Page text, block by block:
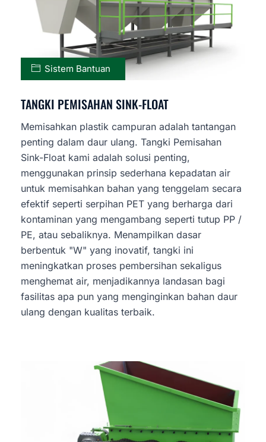
Sistem Bantuan
TANGKI PEMISAHAN SINK-FLOAT
Memisahkan plastik campuran adalah tantangan
penting dalam daur ulang. Tangki Pemisahan
Sink-Float kami adalah solusi penting,
menggunakan prinsip sederhana kepadatan air
untuk memisahkan bahan yang tenggelam secara
efektif seperti serpihan PET yang berharga dari
kontaminan yang mengambang seperti tutup PP /
PE, atau sebaliknya. Menampilkan dasar
berbentuk "W" yang inovatif, tangki ini
meningkatkan proses pembersihan sekaligus
menghemat air, menjadikannya landasan bagi
fasilitas apa pun yang menginginkan bahan daur
ulang dengan kualitas terbaik.